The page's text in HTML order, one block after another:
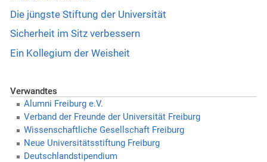
Die jüngste Stiftung der Universität
Sicherheit im Sitz verbessern
Ein Kollegium der Weisheit
Verwandtes
Alumni Freiburg e.V.
Verband der Freunde der Universität Freiburg
Wissenschaftliche Gesellschaft Freiburg
Neue Universitätsstiftung Freiburg
Deutschlandstipendium